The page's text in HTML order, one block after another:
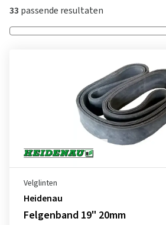
33 passende resultaten
Velglinten
Heidenau
Felgenband 19" 20mm